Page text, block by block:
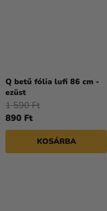
Q betű fólia lufi 86 cm -
ezüst
890 Ft
1 590 Ft
KOSÁRBA